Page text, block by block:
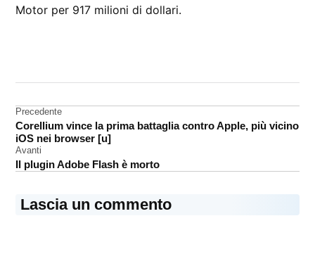
Motor per 917 milioni di dollari.
Dynamics
Navigazione
articoli
Precedente
Corellium vince la prima battaglia contro Apple, più vicino
iOS nei browser [u]
Avanti
Il plugin Adobe Flash è morto
Lascia un commento